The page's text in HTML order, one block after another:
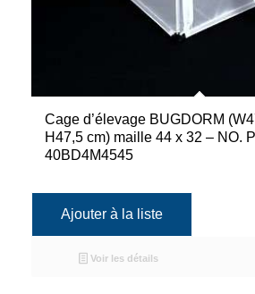
Cage d’élevage BUGDORM
H47,5 cm) maille 44 x 32 – NO.
40BD4M4545
Ajouter à la liste
Voir les détails